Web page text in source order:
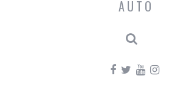
AUTO